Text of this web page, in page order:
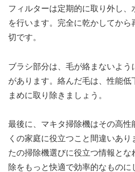
フィルターは定期的に取り外し
を行います。完全に乾かしてか
切です。
ブラシ部分は、毛が絡まないよ
があります。絡んだ毛は、性能低
まめに取り除きましょう。
最後に、マキタ掃除機はその高性
くの家庭に役立つこと間違いあ
たの掃除機選びに役立つ情報と
除をもっと快適で効率的なものに